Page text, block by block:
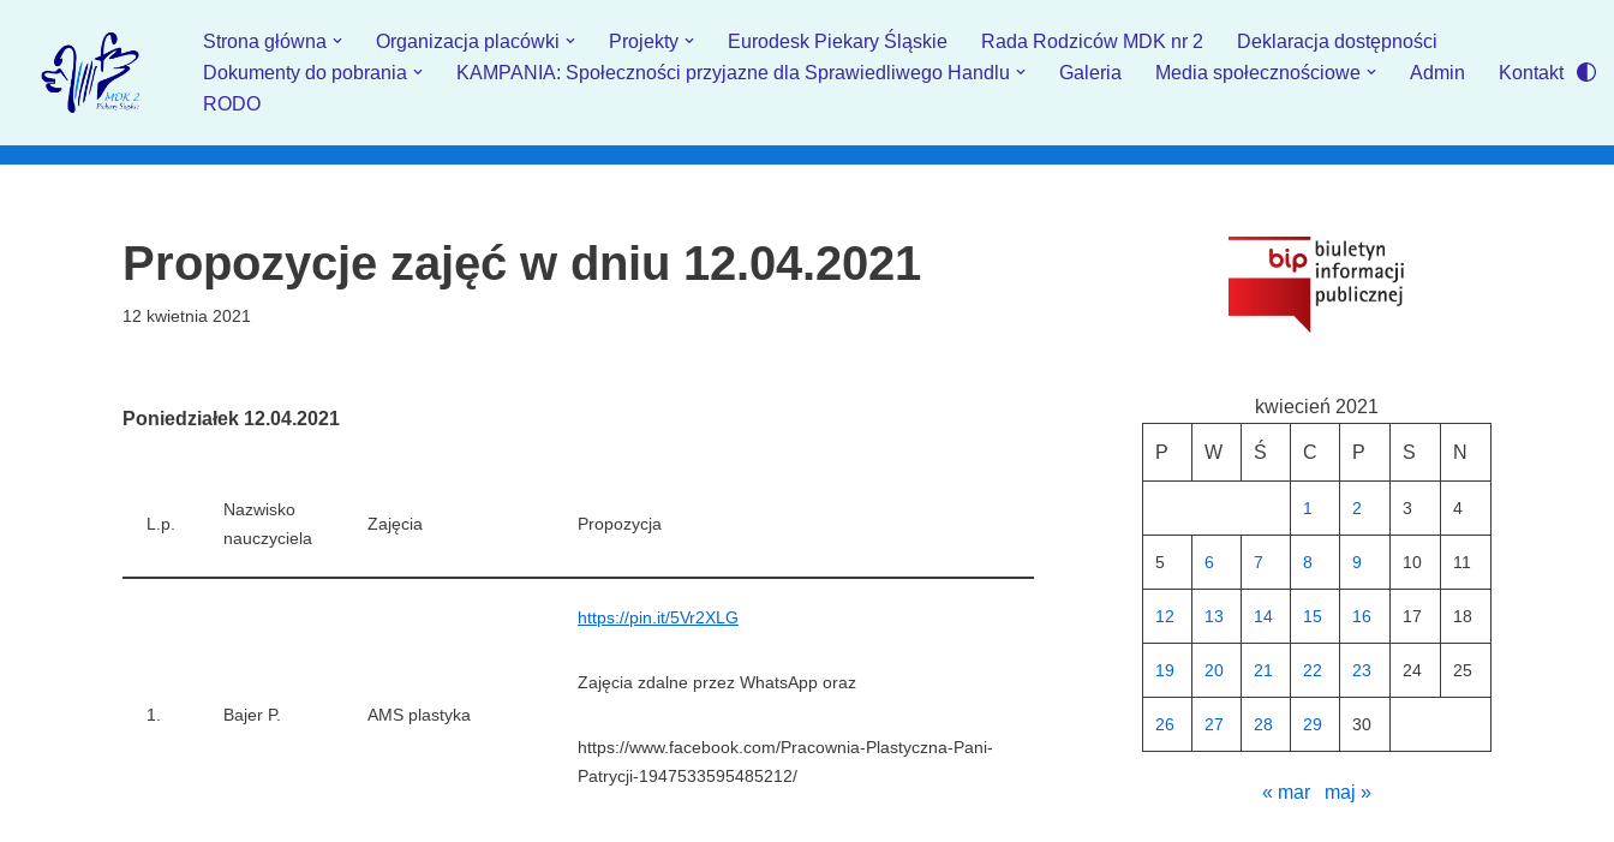
Przejdź
Strona główna Organizacja placówki Projekty Eurodesk Piekary Śląskie Rada Rodziców MDK nr 2
Deklaracja dostępności
Dokumenty do pobrania
KAMPANIA: Społeczności przyjazne dla Sprawiedliwego Handlu Galeria Media społecznościowe Admin
Kontakt
RODO
Propozycje zajęć w dniu 12.04.2021
12 kwietnia 2021
Poniedziałek 12.04.2021
L.p.
Nazwisko
nauczyciela
Zajęcia Propozycja
1. Bajer P. AMS plastyka
https://pin.it/5Vr2XLG
Zajęcia zdalne przez WhatsApp oraz
https://www.facebook.com/Pracownia-Plastyczna-Pani-
Patrycji-1947533595485212/
kwiecień 2021
P W Ś C P S N
1 2 3 4
5 6 7 8 9 10 11
12 13 14 15 16 17 18
19 20 21 22 23 24 25
26 27 28 29 30
« mar maj »